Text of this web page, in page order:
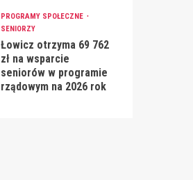
PROGRAMY SPOŁECZNE
SENIORZY
Łowicz otrzyma 69 762
zł na wsparcie
seniorów w programie
rządowym na 2026 rok